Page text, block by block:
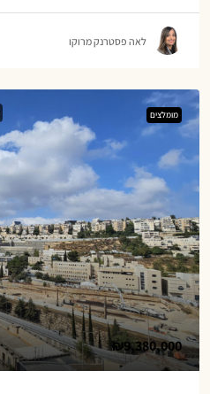
לאה פסטרנק מרוקו
מומלצים
₪9,380,000